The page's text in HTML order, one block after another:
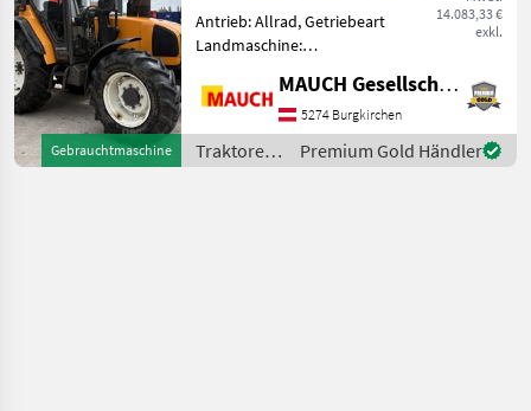
Gebrauchtmaschine
14.083,33 €
exkl.
Antrieb: Allrad, Getriebeart
Landmaschine:
Kabine,
Zapfwellendrehzahl:
540/1000,
Höchstgeschwindigkeit in
MAUCH Gesellschaft m.b.H. & Co.KG
5274 Burgkirchen
Traktoren
/ Renault
Premium Gold Händler